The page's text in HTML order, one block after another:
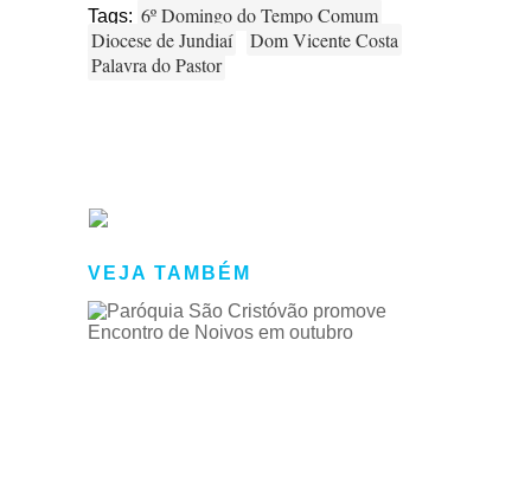
Tags: 6º Domingo do Tempo Comum
Diocese de Jundiaí
Dom Vicente Costa
Palavra do Pastor
VEJA TAMBÉM